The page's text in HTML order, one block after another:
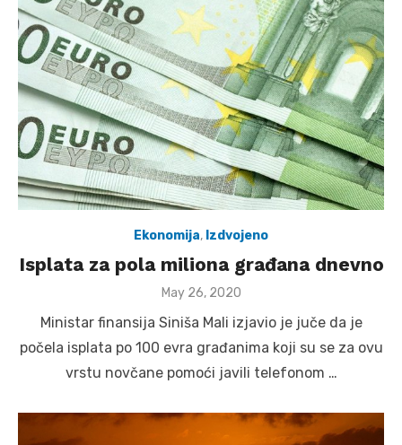
Ekonomija, Izdvojeno
Isplata za pola miliona građana dnevno
Posted
May 26, 2020
Ministar finansija Siniša Mali izjavio je juče da je
počela isplata po 100 evra građanima koji su se za ovu
vrstu novčane pomoći javili telefonom …